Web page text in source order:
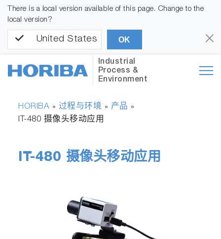
There is a local version available of this page. Change to the
local version?
United States OK
Industrial
Process &
Environment
HORIBA » 过程与环境 » 产品 »
IT-480 摄像头移动应用
IT-480 摄像头移动应用